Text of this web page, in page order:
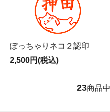
ぽっちゃりネコ２認印
2,500円(税込)
23商品中